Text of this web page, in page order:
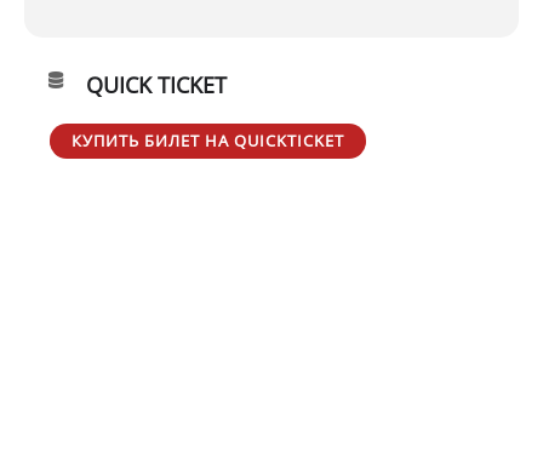
QUICK TICKET
КУПИТЬ БИЛЕТ НА QUICKTICKET